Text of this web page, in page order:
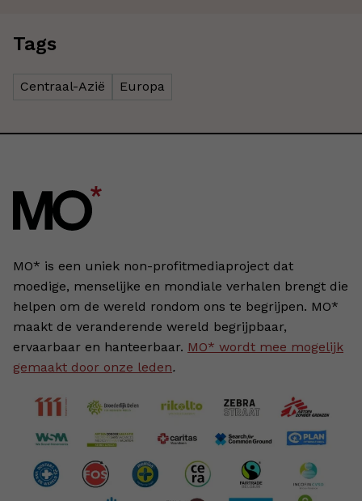
Tags
Centraal-Azië Europa
MO* is een uniek non-profitmediaproject dat
moedige, menselijke en mondiale verhalen brengt die
helpen om de wereld rondom ons te begrijpen. MO*
maakt de veranderende wereld begrijpbaar,
ervaarbaar en hanteerbaar. MO* wordt mee mogelijk
gemaakt door onze leden.